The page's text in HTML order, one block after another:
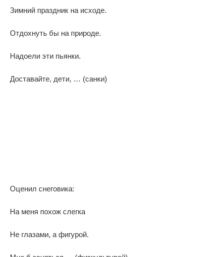
Зимний праздник на исходе.
Отдохнуть бы на природе.
Надоели эти пьянки.
Доставайте, дети, … (санки)
Оценил снеговика:
На меня похож слегка
Не глазами, а фигурой.